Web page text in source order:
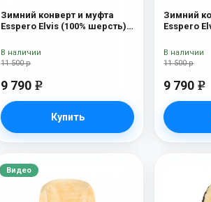
Зимний конверт и муфта
Esspero Elvis (100% шерсть)
11 500 р
9 790 e
Купить
В наличии
Зимний
Esspero
11 500 р
9 790 e
В наличии
Видео